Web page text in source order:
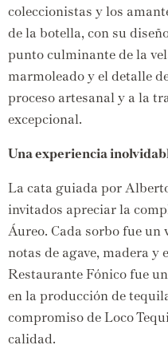
coleccionistas y los
de la botella, con su
punto culminante de la
marmoleado y el detalle
proceso artesanal y a la
excepcional.
Una experiencia
La cata guiada por
invitados apreciar la
Áureo. Cada sorbo fue un
notas de agave, madera y
Restaurante Fónico fue
en la producción de
compromiso de Loco
calidad.